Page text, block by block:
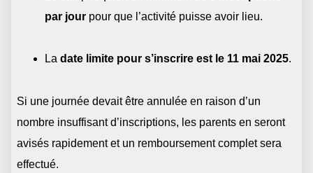
par jour pour que l’activité puisse avoir lieu.
La date limite pour s’inscrire est le 11 mai 2025.
Si une journée devait être annulée en raison d’un
nombre insuffisant d’inscriptions, les parents en seront
avisés rapidement et un remboursement complet sera
effectué.